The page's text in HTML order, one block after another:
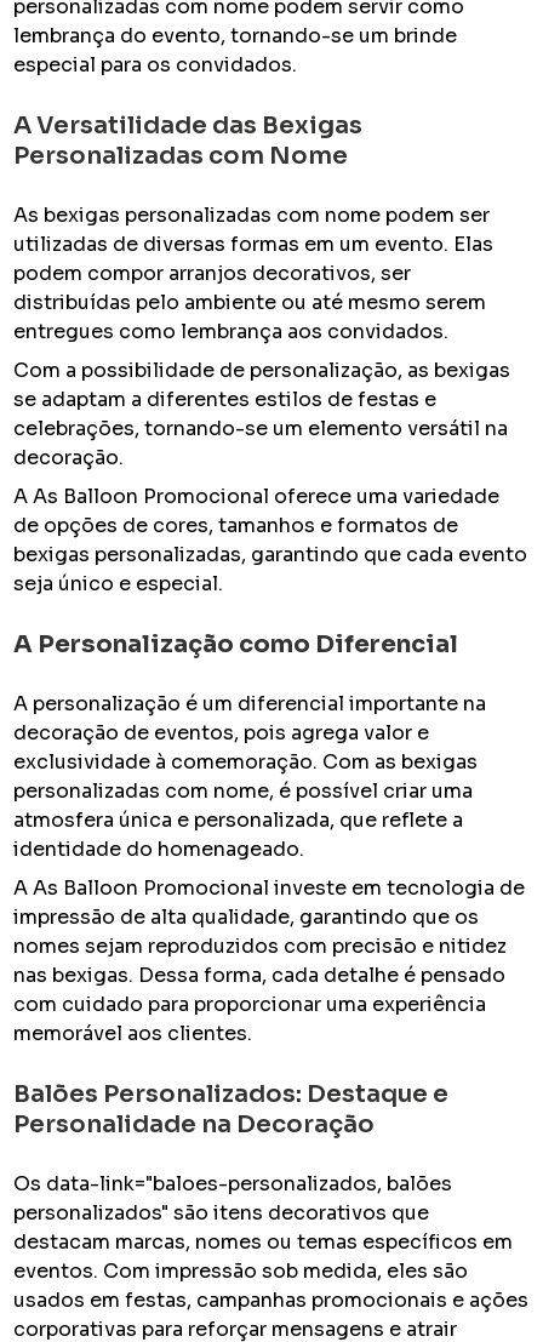
personalizadas com nome podem servir como
lembrança do evento, tornando-se um brinde
especial para os convidados.
A Versatilidade das Bexigas
Personalizadas com Nome
As bexigas personalizadas com nome podem ser
utilizadas de diversas formas em um evento. Elas
podem compor arranjos decorativos, ser
distribuídas pelo ambiente ou até mesmo serem
entregues como lembrança aos convidados.
Com a possibilidade de personalização, as bexigas
se adaptam a diferentes estilos de festas e
celebrações, tornando-se um elemento versátil na
decoração.
A As Balloon Promocional oferece uma variedade
de opções de cores, tamanhos e formatos de
bexigas personalizadas, garantindo que cada evento
seja único e especial.
A Personalização como Diferencial
A personalização é um diferencial importante na
decoração de eventos, pois agrega valor e
exclusividade à comemoração. Com as bexigas
personalizadas com nome, é possível criar uma
atmosfera única e personalizada, que reflete a
identidade do homenageado.
A As Balloon Promocional investe em tecnologia de
impressão de alta qualidade, garantindo que os
nomes sejam reproduzidos com precisão e nitidez
nas bexigas. Dessa forma, cada detalhe é pensado
com cuidado para proporcionar uma experiência
memorável aos clientes.
Balões Personalizados: Destaque e
Personalidade na Decoração
Os data-link="baloes-personalizados, balões
personalizados" são itens decorativos que
destacam marcas, nomes ou temas específicos em
eventos. Com impressão sob medida, eles são
usados em festas, campanhas promocionais e ações
corporativas para reforçar mensagens e atrair